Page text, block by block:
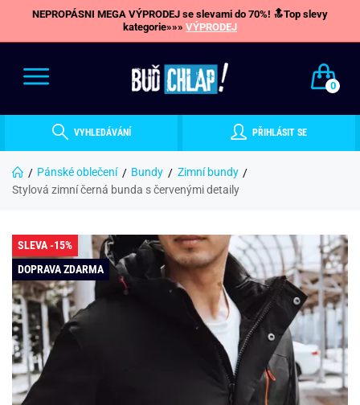
NEPROPÁSNI MEGA VÝPRODEJ se slevami do 70%! 🔝Top slevy
kategorie»»» VÝPRODEJ
0
VYHLEDÁVÁNÍ PŘIHLÁSIT SE
Pánské oblečení Bundy
Zimní bundy
Stylová zimní černá bunda s červenými detaily
SLEVA -15%
DOPRAVA ZDARMA